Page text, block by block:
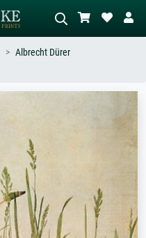
Wiese, Abstrakt mit viel Rot, Dunkles
Albrecht Dürer